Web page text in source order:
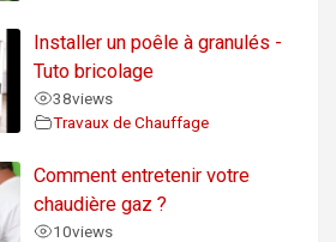
Installer un poêle à granulés -
Tuto bricolage
38views
Travaux de Chauffage
Comment entretenir votre
chaudière gaz ?
10views